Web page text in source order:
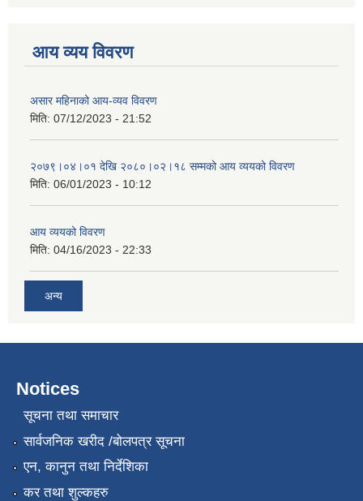
आय व्यय विवरण
असार महिनाको आय-व्यव विवरण
मिति: 07/12/2023 - 21:52
२०७९।०४।०१ देखि २०८०।०२।१८ सम्मको आय व्ययको विवरण
मिति: 06/01/2023 - 10:12
आय व्ययको विवरण
मिति: 04/16/2023 - 22:33
अन्य
Notices
सूचना तथा समाचार
सार्वजनिक खरीद /बोलपत्र सूचना
एन, कानुन तथा निर्देशिका
कर तथा शुल्कहरु